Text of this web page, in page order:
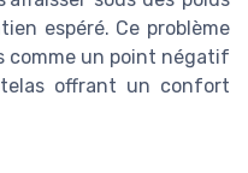
espéré. Ce problème
comme un point négatif
offrant un confort